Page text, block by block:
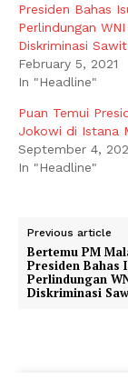
Presiden Bahas
Perlindungan
Diskriminasi Sawit
February 5, 2021
In "Headline"
Puan Temui
Jokowi di Istana
September 4,
In "Headline"
Previous article
Bertemu PM
Presiden Bahas
Perlindungan
Diskriminasi